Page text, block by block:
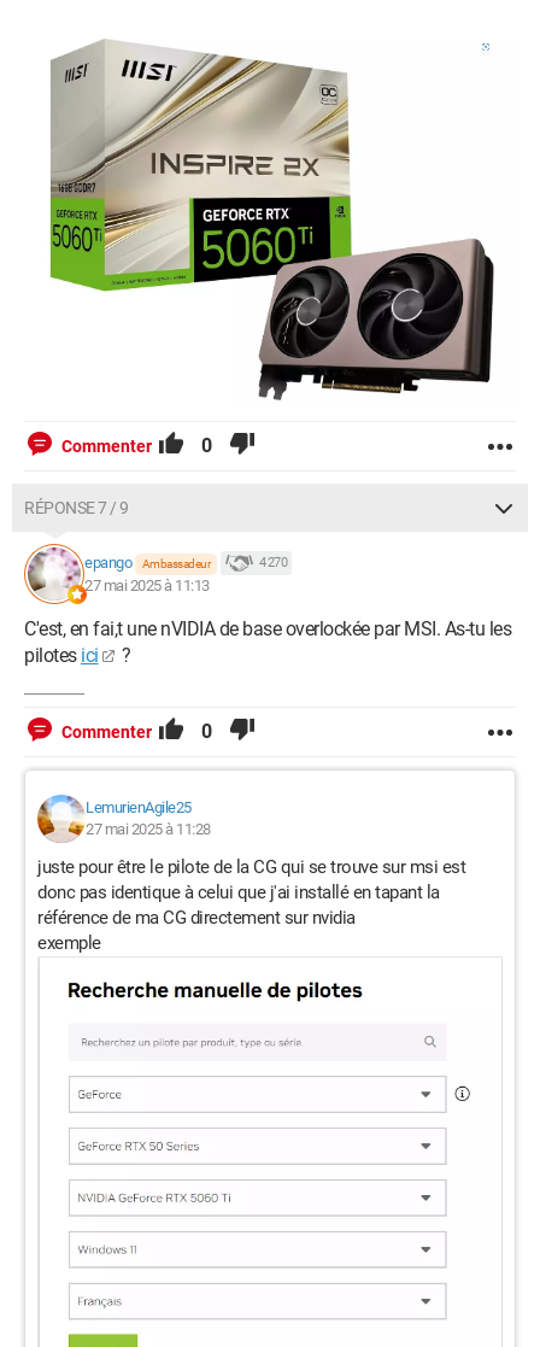
Commenter 0
RÉPONSE 7 / 9
epango Ambassadeur 4 270
27 mai 2025 à 11:13
C'est, en fai,t une nVIDIA de base overlockée par MSI. As-tu les
pilotes ici ?
Commenter 0
LemurienAgile25
27 mai 2025 à 11:28
juste pour être le pilote de la CG qui se trouve sur msi est
donc pas identique à celui que j'ai installé en tapant la
référence de ma CG directement sur nvidia
exemple